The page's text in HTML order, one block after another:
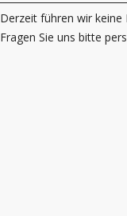
Derzeit führen wir keine
Fragen Sie uns bitte